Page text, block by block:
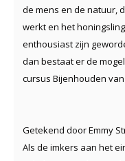
de mens en de natuur,
werkt en het
enthousiast zijn
dan bestaat er de
cursus Bijenhouden
Getekend door Emmy
Als de imkers aan het